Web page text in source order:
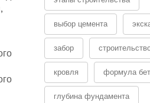
выбор цемента
забор
кровля формула
глубина фундамента